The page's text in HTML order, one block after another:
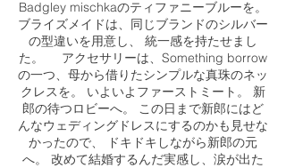
Badgley mischkaのティファニーブルーを。
ブライズメイドは、同じブランドのシルバー
の型違いを用意し、 統一感を持たせまし
た。 アクセサリーは、Something borrow
の一つ、母から借りたシンプルな真珠のネッ
クレスを。 いよいよファーストミート。 新
郎の待つロビーへ。 この日まで新郎にはど
んなウェディングドレスにするのかも見せな
かったので、 ドキドキしながら新郎の元
へ。 改めて結婚するんだ実感し、涙が出た